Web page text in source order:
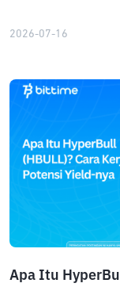
2026-07-16
Apa Itu